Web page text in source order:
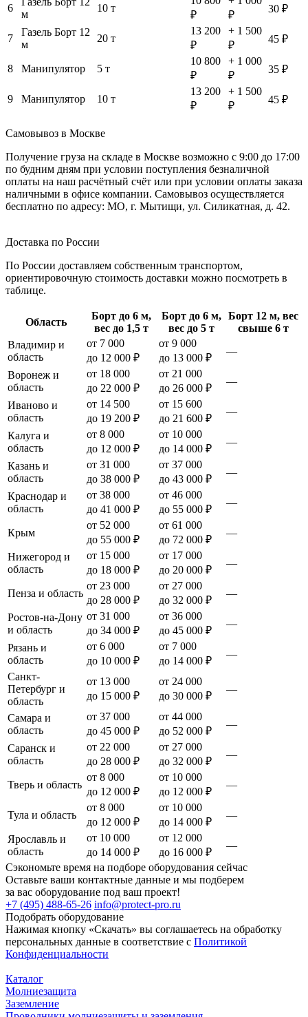
6
м
10 т
₽
₽
30 ₽
7
Газель Борт 12
м
20 т
13 200
₽
+ 1 500
₽
45 ₽
8 Манипулятор 5 т
10 800
₽
+ 1 000
₽
35 ₽
9 Манипулятор 10 т
13 200
₽
+ 1 500
₽
45 ₽
Самовывоз в Москве
Получение груза на складе в Москве возможно с 9:00 до 17:00
по будним дням при условии поступления безналичной
оплаты на наш расчётный счёт или при условии оплаты заказа
наличными в офисе компании. Самовывоз осуществляется
бесплатно по адресу: МО, г. Мытищи, ул. Силикатная, д. 42.
Доставка по России
По России доставляем собственным транспортом,
ориентировочную стоимость доставки можно посмотреть в
таблице.
Область
Борт до 6 м,
вес до 1,5 т
Борт до 6 м,
вес до 5 т
Борт 12 м, вес
свыше 6 т
Владимир и
область
от 7 000
до 12 000 ₽
от 9 000
до 13 000 ₽
—
Воронеж и
область
от 18 000
до 22 000 ₽
от 21 000
до 26 000 ₽
—
Иваново и
область
от 14 500
до 19 200 ₽
от 15 600
до 21 600 ₽
—
Калуга и
область
от 8 000
до 12 000 ₽
от 10 000
до 14 000 ₽
—
Казань и
область
от 31 000
до 38 000 ₽
от 37 000
до 43 000 ₽
—
Краснодар и
область
от 38 000
до 41 000 ₽
от 46 000
до 55 000 ₽
—
Крым
от 52 000
до 55 000 ₽
от 61 000
до 72 000 ₽
—
Нижегород и
область
от 15 000
до 18 000 ₽
от 17 000
до 20 000 ₽
—
Пенза и область
от 23 000
до 28 000 ₽
от 27 000
до 32 000 ₽
—
Ростов-на-Дону
и область
от 31 000
до 34 000 ₽
от 36 000
до 45 000 ₽
—
Рязань и
область
от 6 000
до 10 000 ₽
от 7 000
до 14 000 ₽
—
Санкт-
Петербург и
область
от 13 000
до 15 000 ₽
от 24 000
до 30 000 ₽
—
Самара и
область
от 37 000
до 45 000 ₽
от 44 000
до 52 000 ₽
—
Саранск и
область
от 22 000
до 28 000 ₽
от 27 000
до 32 000 ₽
—
Тверь и область
от 8 000
до 12 000 ₽
от 10 000
до 12 000 ₽
—
Тула и область
от 8 000
до 12 000 ₽
от 10 000
до 14 000 ₽
—
Ярославль и
область
от 10 000
до 14 000 ₽
от 12 000
до 16 000 ₽
—
Сэкономьте время на подборе оборудования сейчас
Оставьте ваши контактные данные и мы подберем
за вас оборудование под ваш проект!
+7 (495) 488-65-26 info@protect-pro.ru
Подобрать оборудование
Нажимая кнопку «Скачать» вы соглашаетесь на обработку
персональных данные в соответствие с Политикой
Конфиденциальности
Каталог
Молниезащита
Заземление